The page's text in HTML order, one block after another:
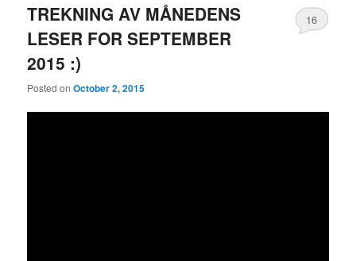
TREKNING AV MÅNEDENS
LESER FOR SEPTEMBER
2015 :)
Posted onOctober 2, 2015
16